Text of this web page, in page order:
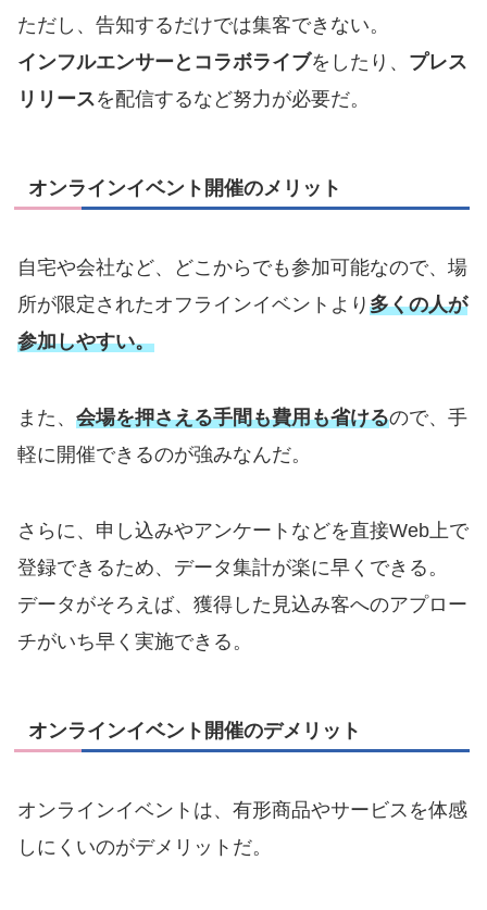
ただし、告知するだけでは集客できない。
インフルエンサーとコラボライブをしたり、 プレス
リリースを配信するなど努力が必要だ。
オンラインイベント開催のメリット
自宅や会社など、どこからでも参加可能なので、場
所が限定されたオフラインイベントより 多くの人が
参加しやすい。
また、 会場を押さえる手間も費用も省けるので、手
軽に開催できるのが強みなんだ。
さらに、申し込みやアンケートなどを直接Web上で
登録できるため、データ集計が楽に早くできる。
データがそろえば、獲得した見込み客へのアプロー
チがいち早く実施できる。
オンラインイベント開催のデメリット
オンラインイベントは、有形商品やサービスを体感
しにくいのがデメリットだ。